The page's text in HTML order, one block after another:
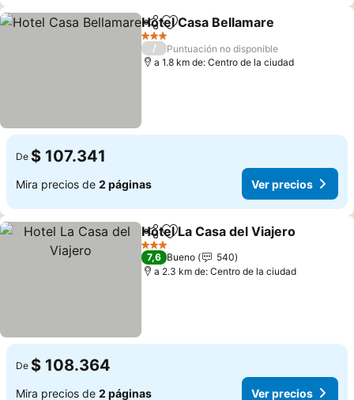
CompartirAgregar a favoritos
Hotel Casa Bellamare
3 Estrellas
/
Puntuación no disponible
a 1.8 km de: Centro de la ciudad
De $ 107.341
Mira precios de 2 páginas Ver precios
CompartirAgregar a favoritos
Hotel La Casa del Viajero
3 Estrellas
7,6 Bueno
540
a 2.3 km de: Centro de la ciudad
De $ 108.364
Mira precios de 2 páginas Ver precios